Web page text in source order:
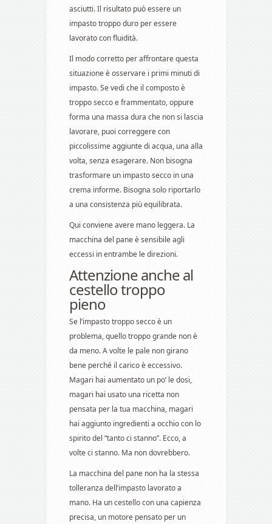
asciutti. Il risultato può essere un
impasto troppo duro per essere
lavorato con fluidità.
Il modo corretto per affrontare questa
situazione è osservare i primi minuti di
impasto. Se vedi che il composto è
troppo secco e frammentato, oppure
forma una massa dura che non si lascia
lavorare, puoi correggere con
piccolissime aggiunte di acqua, una alla
volta, senza esagerare. Non bisogna
trasformare un impasto secco in una
crema informe. Bisogna solo riportarlo
a una consistenza più equilibrata.
Qui conviene avere mano leggera. La
macchina del pane è sensibile agli
eccessi in entrambe le direzioni.
Attenzione anche al
cestello troppo
pieno
Se l’impasto troppo secco è un
problema, quello troppo grande non è
da meno. A volte le pale non girano
bene perché il carico è eccessivo.
Magari hai aumentato un po’ le dosi,
magari hai usato una ricetta non
pensata per la tua macchina, magari
hai aggiunto ingredienti a occhio con lo
spirito del “tanto ci stanno”. Ecco, a
volte ci stanno. Ma non dovrebbero.
La macchina del pane non ha la stessa
tolleranza dell’impasto lavorato a
mano. Ha un cestello con una capienza
precisa, un motore pensato per un